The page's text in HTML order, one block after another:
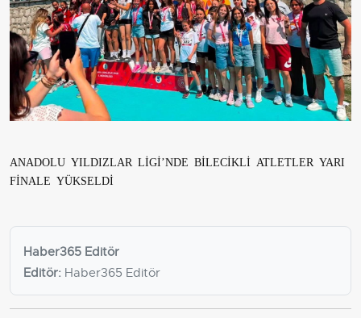
ANADOLU YILDIZLAR LİGİ’NDE BİLECİKLİ ATLETLER YARI
FİNALE YÜKSELDİ
Haber365 Editör
Editör: Haber365 Editör